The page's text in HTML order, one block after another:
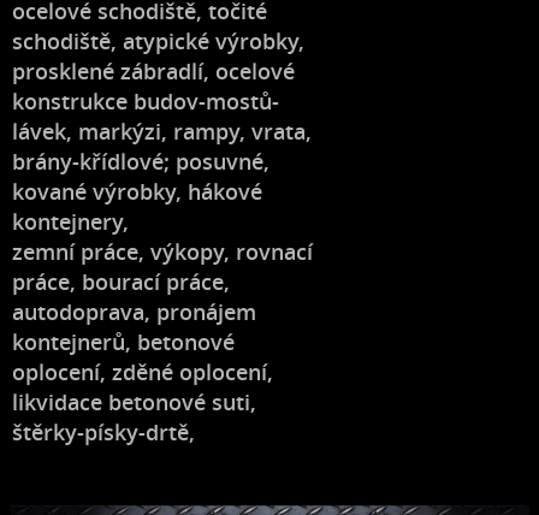
ocelové schodiště, točité
schodiště, atypické výrobky,
prosklené zábradlí, ocelové
konstrukce budov-mostů-
lávek, markýzi, rampy, vrata,
brány-křídlové; posuvné,
kované výrobky, hákové
kontejnery,
zemní práce, výkopy, rovnací
práce, bourací práce,
autodoprava, pronájem
kontejnerů, betonové
oplocení, zděné oplocení,
likvidace betonové suti,
štěrky-písky-drtě,